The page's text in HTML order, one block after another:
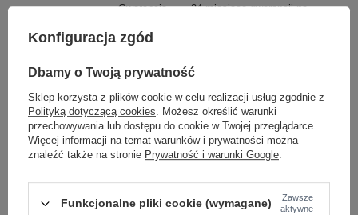
Gwarancja
24 miesiące gwarancji na
Stan
Bezpieczeństwo - rodzaj
Bezpieczeństwo - rodzaj
24 MIESIĄCE GWARANCJI NA PRODUKT!
Konfiguracja zgód
Dbamy o Twoją prywatność
Sklep korzysta z plików cookie w celu realizacji usług zgodnie z
Polityką dotyczącą cookies. Możesz określić warunki
przechowywania lub dostępu do cookie w Twojej przeglądarce.
Więcej informacji na temat warunków i prywatności można
znaleźć także na stronie Prywatność i warunki Google.
Funkcjonalne pliki cookie (wymagane)
Zawsze
aktywne